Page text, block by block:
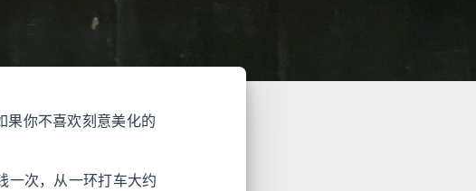
果你不喜欢刻意美化的
一次，从一环打车大约